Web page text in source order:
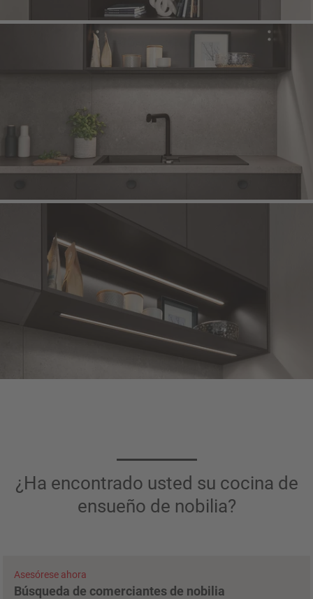
¿Ha encontrado usted su cocina de
ensueño de nobilia?
Asesórese ahora
Búsqueda de comerciantes de nobilia